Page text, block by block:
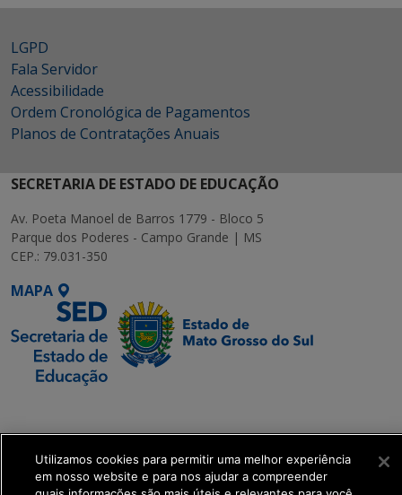
LGPD
Fala Servidor
Acessibilidade
Ordem Cronológica de Pagamentos
Planos de Contratações Anuais
SECRETARIA DE ESTADO DE EDUCAÇÃO
Av. Poeta Manoel de Barros 1779 - Bloco 5
Parque dos Poderes - Campo Grande | MS
CEP.: 79.031-350
MAPA
Executiva de
Transformação Digital
Utilizamos cookies para permitir uma melhor experiência
em nosso website e para nos ajudar a compreender